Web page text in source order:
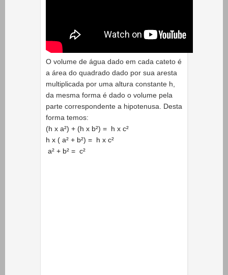
O volume de água dado em cada cateto é
a área do quadrado dado por sua aresta
multiplicada por uma altura constante h,
da mesma forma é dado o volume pela
parte correspondente a hipotenusa. Desta
forma temos:
(h x a²) + (h x b²) = h x c²
h x ( a² + b²) = h x c²
a² + b² = c²